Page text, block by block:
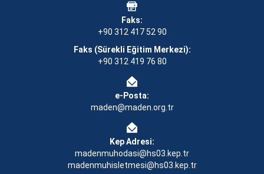
Faks:
+90 312 417 52 90
Faks (Sürekli Eğitim Merkezi):
+90 312 419 76 80
e-Posta:
maden@maden.org.tr
Kep Adresi:
madenmuhodasi@hs03.kep.tr
madenmuhisletmesi@hs03.kep.tr